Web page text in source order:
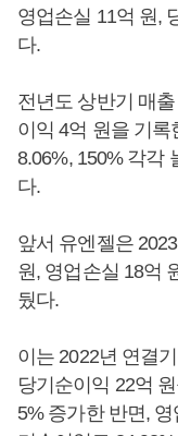
영업손실 11억 원,
다.
전년도 상반기 매
이익 4억 원을 기
8.06%, 150% 각각
다.
앞서 유엔젤은
원, 영업손실 18억
뒀다.
이는 2022년 연결
당기순이익 22억
5% 증가한 반면,